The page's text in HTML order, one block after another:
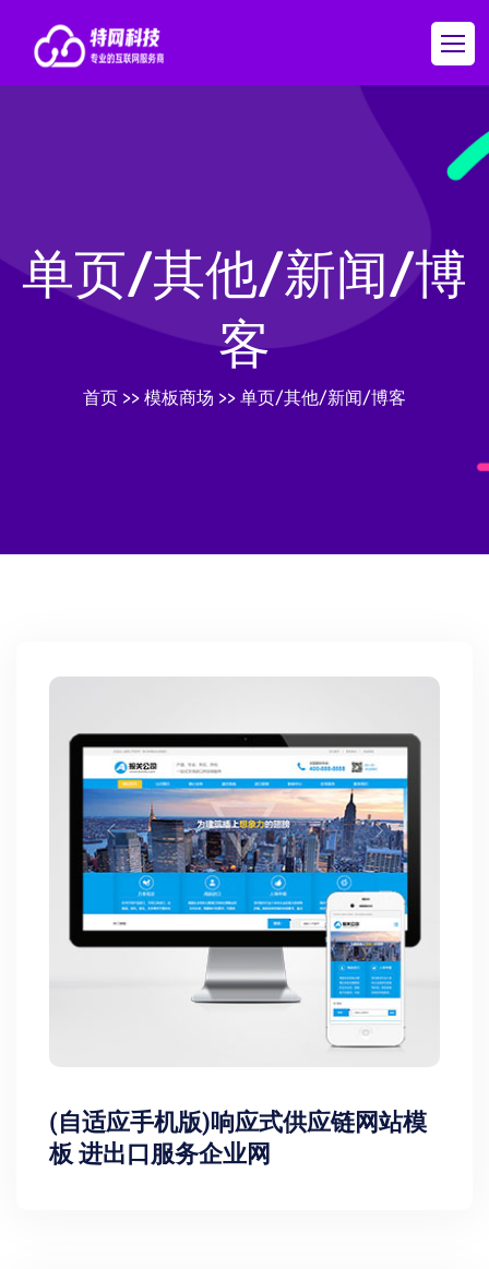
单页/其他/新闻/博
客
首页 >> 模板商场 >> 单页/其他/新闻/博客
(自适应手机版)响应式供应链网站模
板 进出口服务企业网